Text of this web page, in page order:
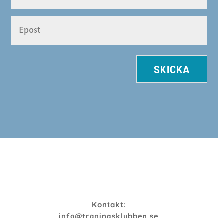
SKICKA
Kontakt:
info@traningsklubben.se